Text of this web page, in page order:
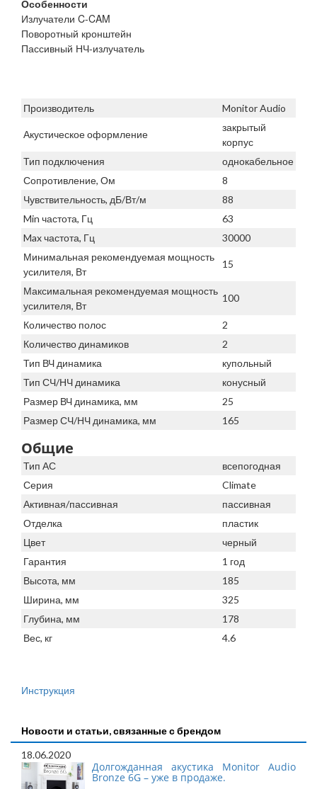
Особенности
Излучатели C-CAM
Поворотный кронштейн
Пассивный НЧ-излучатель
Производитель Monitor Audio
Акустическое оформление
закрытый
корпус
Тип подключения
однокабельное
Сопротивление, Ом
8
Чувствительность, дБ/Вт/м
88
Min частота, Гц
63
Max частота, Гц
30000
Минимальная рекомендуемая мощность
усилителя, Вт
15
Максимальная рекомендуемая мощность
усилителя, Вт
100
Количество полос
2
Количество динамиков
2
Тип ВЧ динамика
купольный
Тип СЧ/НЧ динамика
конусный
Размер ВЧ динамика, мм
25
Размер СЧ/НЧ динамика, мм
165
Общие
Тип АС
всепогодная
Серия
Climate
Активная/пассивная
пассивная
Отделка
пластик
Цвет
черный
Гарантия
1 год
Высота, мм
185
Ширина, мм
325
Глубина, мм
178
Вес, кг
4.6
Инструкция
Новости и статьи, связанные с брендом
18.06.2020
Долгожданная акустика Monitor Audio
Bronze 6G – уже в продаже.